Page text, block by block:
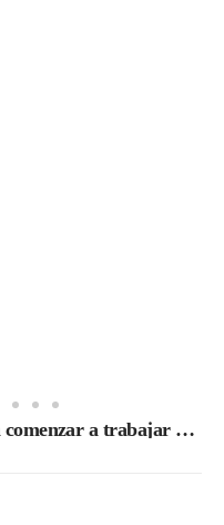
Traspaso de barbería lista para comenzar a trabajar en Azpilagaña